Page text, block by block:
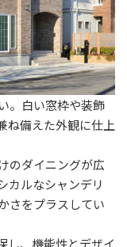
。白い窓枠や装飾
ね備えた外観に仕上
のダイニングが広
カルなシャンデリ
さをプラスしてい
し、機能性とデザイ